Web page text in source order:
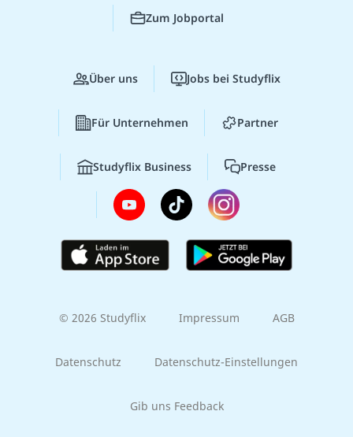
Zum Jobportal
Über uns Jobs bei Studyflix
Für Unternehmen Partner
Studyflix Business Presse
© 2026 Studyflix Impressum AGB
Datenschutz Datenschutz-Einstellungen
Gib uns Feedback